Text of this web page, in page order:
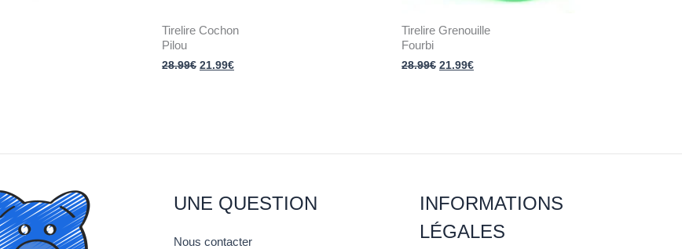
Tirelire Cochon
Pilou
28.99€ 21.99€
Tirelire Grenouille
Fourbi
28.99€ 21.99€
UNE QUESTION
Nous contacter
INFORMATIONS
LÉGALES